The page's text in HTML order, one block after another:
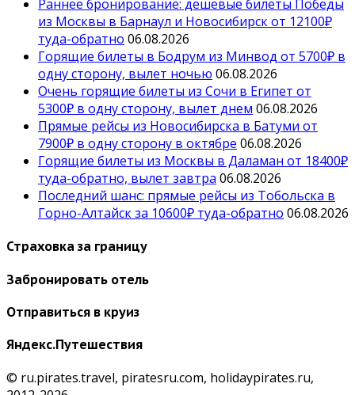
Раннее бронирование: дешевые билеты Победы
из Москвы в Барнаул и Новосибирск от 12100₽
туда-обратно 06.08.2026
Горящие билеты в Бодрум из Минвод от 5700₽ в
одну сторону, вылет ночью 06.08.2026
Очень горящие билеты из Сочи в Египет от
5300₽ в одну сторону, вылет днем 06.08.2026
Прямые рейсы из Новосибирска в Батуми от
7900₽ в одну сторону в октябре 06.08.2026
Горящие билеты из Москвы в Даламан от 18400₽
туда-обратно, вылет завтра 06.08.2026
Последний шанс: прямые рейсы из Тобольска в
Горно-Алтайск за 10600₽ туда-обратно 06.08.2026
Страховка за границу
Забронировать отель
Отправиться в круиз
Яндекс.Путешествия
© ru.pirates.travel, piratesru.com, holidaypirates.ru,